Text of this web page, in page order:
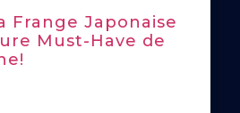
Frange Japonaise
Must-Have de